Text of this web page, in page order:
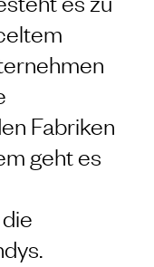
Fabriken
geht es